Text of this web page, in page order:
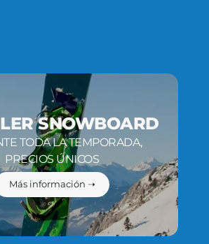
SNOWBOARD
TODA LA TEMPORADA,
PRECIOS ÚNICOS
Más información ➝